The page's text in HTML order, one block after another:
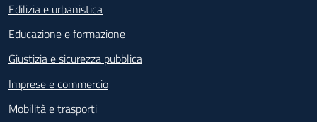
Edilizia e urbanistica
Educazione e formazione
Giustizia e sicurezza pubblica
Imprese e commercio
Mobilità e trasporti